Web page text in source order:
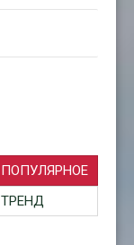
ПОПУЛЯРНОЕ
ТРЕНД